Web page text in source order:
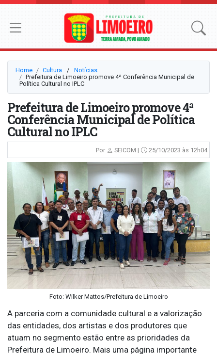
Home Cultura ⠀/⠀ Notícias
Prefeitura de Limoeiro promove 4ª Conferência Municipal de
Política Cultural no IPLC
Prefeitura de Limoeiro promove 4ª
Conferência Municipal de Política
Cultural no IPLC
Por SEICOM | 25/10/2023 às 12h04
Foto: Wilker Mattos/Prefeitura de Limoeiro
A parceria com a comunidade cultural e a valorização
das entidades, dos artistas e dos produtores que
atuam no segmento estão entre as prioridades da
Prefeitura de Limoeiro. Mais uma página importante